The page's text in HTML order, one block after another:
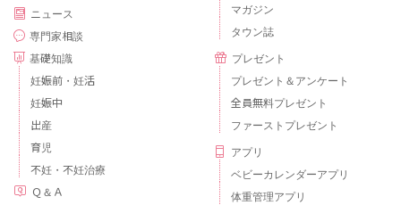
ニュース
専門家相談
基礎知識
妊娠前・妊活
妊娠中
出産
育児
不妊・不妊治療
Ｑ＆Ａ
マガジン
タウン誌
プレゼント
プレゼント＆アンケート
全員無料プレゼント
ファーストプレゼント
アプリ
ベビーカレンダーアプリ
体重管理アプリ